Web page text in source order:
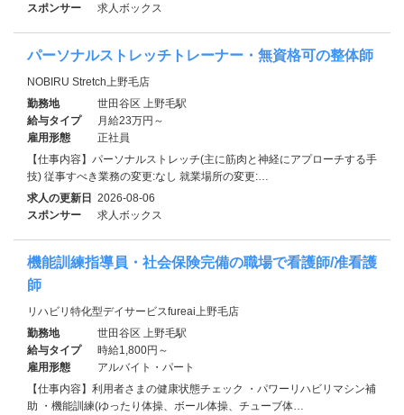
スポンサー
求人ボックス
パーソナルストレッチトレーナー・無資格可の整体師
NOBIRU Stretch上野毛店
勤務地
世田谷区 上野毛駅
給与タイプ
月給23万円～
雇用形態
正社員
【仕事内容】パーソナルストレッチ(主に筋肉と神経にアプローチする手
技) 従事すべき業務の変更:なし 就業場所の変更:…
求人の更新日 2026-08-06
スポンサー
求人ボックス
機能訓練指導員・社会保険完備の職場で看護師/准看護
師
リハビリ特化型デイサービスfureai上野毛店
勤務地
世田谷区 上野毛駅
給与タイプ
時給1,800円～
雇用形態
アルバイト・パート
【仕事内容】利用者さまの健康状態チェック ・パワーリハビリマシン補
助 ・機能訓練(ゆったり体操、ボール体操、チューブ体…